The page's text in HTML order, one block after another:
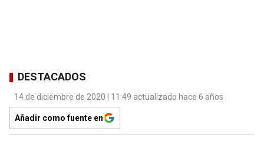
DESTACADOS
14 de diciembre de 2020 | 11:49 actualizado hace 6 años
Añadir como fuente en